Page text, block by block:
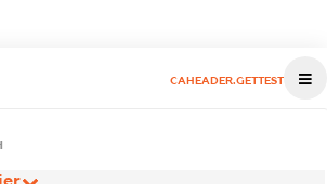
CAHEADER.GETTEST